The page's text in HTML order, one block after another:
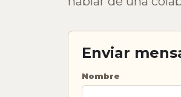
Enviar
Nombre